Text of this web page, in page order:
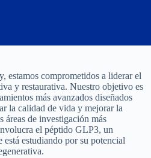
estamos comprometidos a liderar el
y restaurativa. Nuestro objetivo es
más avanzados diseñados
la calidad de vida y mejorar la
áreas de investigación más
el péptido GLP3, un
está estudiando por su potencial